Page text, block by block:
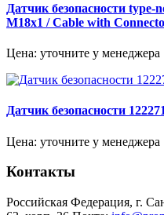
Датчик безопасности type-
M18x1 / Cable with
Цена: уточните у менеджера
Датчик безопасности
Цена: уточните у менеджера
Контакты
Российская Федерация, г.